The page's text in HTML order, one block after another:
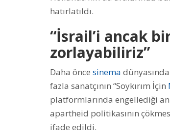
hatırlatıldı.
“İsrail’i ancak
zorlayabiliriz”
Daha önce sinema
fazla sanatçının “Soykırım İçin
platformlarında engellediği
apartheid politikasının
ifade edildi.